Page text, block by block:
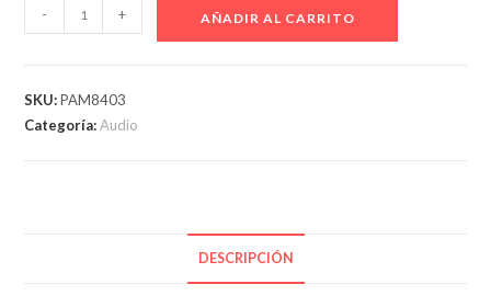
Pam8403
Digital
- + AÑADIR AL CARRITO
SKU:PAM8403
Categoría:Audio
DESCRIPCIÓN